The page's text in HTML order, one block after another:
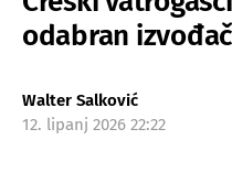
odabran
Walter Salković
12. lipanj 2026 22:22